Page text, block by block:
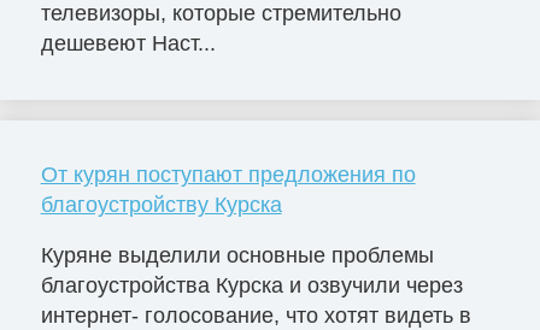
телевизоры, которые стремительно
дешевеют Наст...
От курян поступают предложения по
благоустройству Курска
Куряне выделили основные проблемы
благоустройства Курска и озвучили через
интернет- голосование, что хотят видеть в